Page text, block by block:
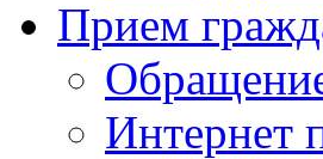
Прием
Интернет